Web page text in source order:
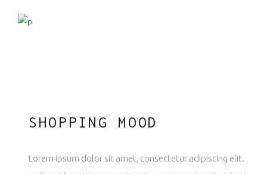
SHOPPING MOOD
Lorem ipsum dolor sit amet, consectetur adipiscing elit.